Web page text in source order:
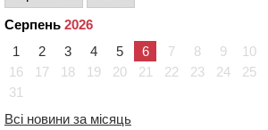
Серпень 2026
1
2 3 4 5 6 7 8 9 10
16
17 18 19 20 21 22 23 24 25
31
Всі новини за місяць